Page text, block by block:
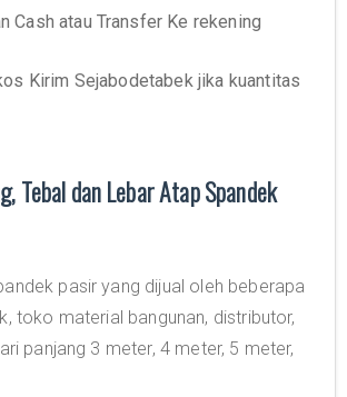
Cash atau Transfer Ke rekening
Kirim Sejabodetabek jika kuantitas
Tebal dan Lebar Atap Spandek
pasir yang dijual oleh beberapa
toko material bangunan, distributor,
panjang 3 meter, 4 meter, 5 meter,